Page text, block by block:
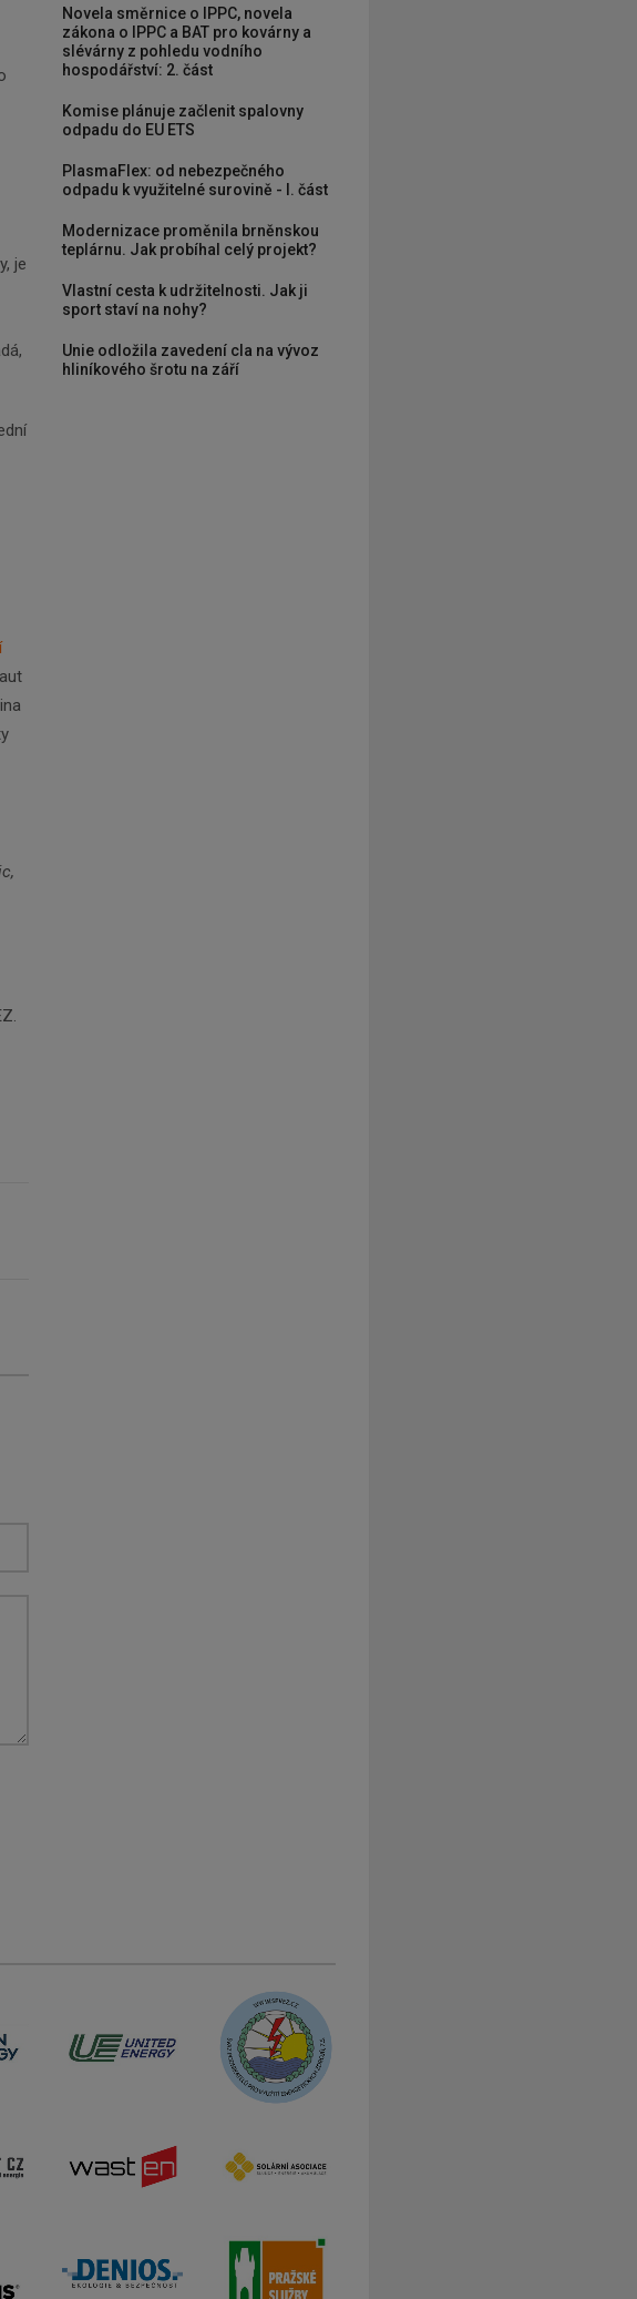
je
Novela směrnice o IPPC, novela
zákona o IPPC a BAT pro kovárny a
slévárny z pohledu vodního
hospodářství: 2. část
Komise plánuje začlenit spalovny
odpadu do EU ETS
PlasmaFlex: od nebezpečného
odpadu k využitelné surovině - I. část
Modernizace proměnila brněnskou
teplárnu. Jak probíhal celý projekt?
Vlastní cesta k udržitelnosti. Jak ji
sport staví na nohy?
Unie odložila zavedení cla na vývoz
hliníkového šrotu na září
zasílat ty
týdně.